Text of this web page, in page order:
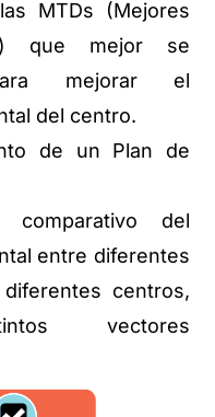
MTDs (Mejores
que mejor se
mejorar el
del centro.
de un Plan de
comparativo del
entre diferentes
centros,
vectores